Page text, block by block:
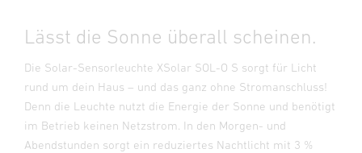
Lässt die Sonne überall scheinen.
Die Solar-Sensorleuchte XSolar SOL-O S sorgt für Licht
rund um dein Haus – und das ganz ohne Stromanschluss!
Denn die Leuchte nutzt die Energie der Sonne und benötigt
im Betrieb keinen Netzstrom. In den Morgen- und
Abendstunden sorgt ein reduziertes Nachtlicht mit 3 %